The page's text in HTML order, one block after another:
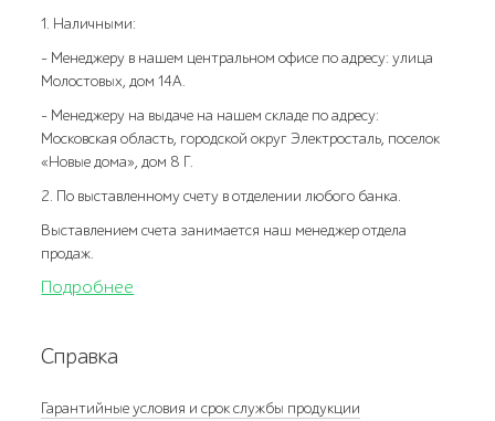
1. Наличными:
- Менеджеру в нашем центральном офисе по адресу: улица
Молостовых, дом 14А.
- Менеджеру на выдаче на нашем складе по адресу:
Московская область, городской округ Электросталь, поселок
«Новые дома», дом 8 Г.
2. По выставленному счету в отделении любого банка.
Выставлением счета занимается наш менеджер отдела
продаж.
Подробнее
Справка
Гарантийные условия и срок службы продукции